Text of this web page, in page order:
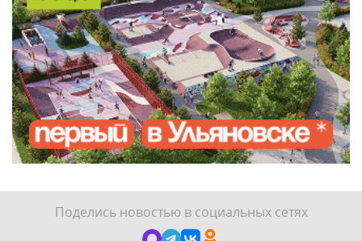
Поделись новостью в социальных сетях